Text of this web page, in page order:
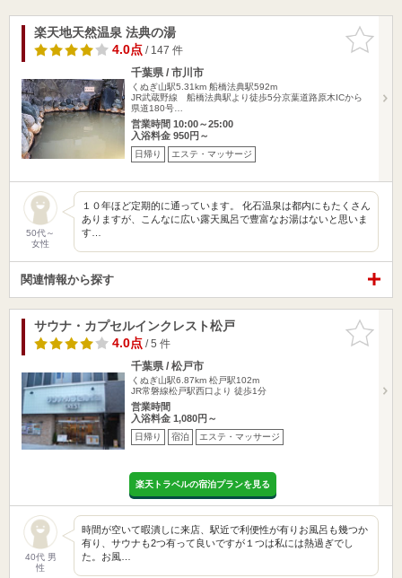
お気に入
りに追加
楽天地天然温泉 法典の湯
4.0点/ 147 件
千葉県 / 市川市
くぬぎ山駅5.31km 船橋法典駅592m
JR武蔵野線 船橋法典駅より徒歩5分京葉道路原木ICから
県道180号…
営業時間 10:00～25:00
入浴料金 950円～
日帰り エステ・マッサージ
50代～
女性
１０年ほど定期的に通っています。 化石温泉は都内にもたくさん
ありますが、こんなに広い露天風呂で豊富なお湯はないと思いま
す…
関連情報から探す
お気に入
りに追加
サウナ・カプセルインクレスト松戸
4.0点/ 5 件
千葉県 / 松戸市
くぬぎ山駅6.87km 松戸駅102m
JR常磐線松戸駅西口より 徒歩1分
営業時間
入浴料金 1,080円～
日帰り 宿泊 エステ・マッサージ
楽天トラベルの宿泊プランを見る
40代 男
性
時間が空いて暇潰しに来店、駅近で利便性が有りお風呂も幾つか
有り、サウナも2つ有って良いですが１つは私には熱過ぎでし
た。お風…